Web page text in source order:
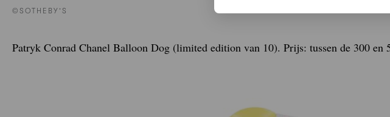
©SOTHEBY’S
Patryk Conrad Chanel Balloon Dog (limited edition van 10). Prijs: tussen de 300 en